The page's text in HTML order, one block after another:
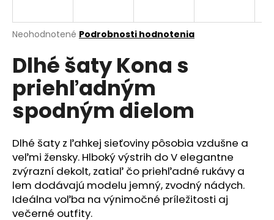
Priemerné
produktu
je
5
hviezdičiek.
Neohodnotené Podrobnosti hodnotenia
Dlhé šaty Kona s
priehľadným
spodným dielom
Dlhé šaty z ľahkej sieťoviny pôsobia vzdušne a
veľmi žensky. Hlboký výstrih do V elegantne
zvýrazní dekolt, zatiaľ čo priehľadné rukávy a
lem dodávajú modelu jemný, zvodný nádych.
Ideálna voľba na výnimočné príležitosti aj
večerné outfity.
j
ť
?
HĽADAŤ
O
d